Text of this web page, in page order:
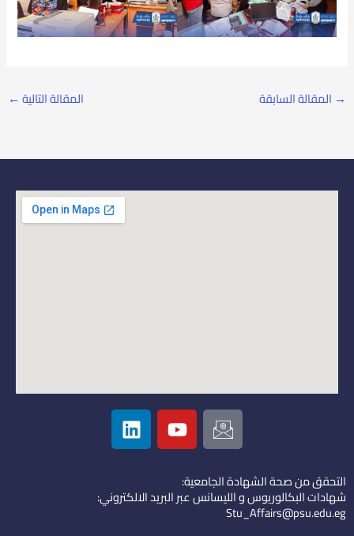
→ المقالة السابقة المقالة التالية ←
I
c
o
n
-
e
Y
o
u
u
b
L
i
n
e
d
التحقق من صحة الشهادة الجامعية:
شهادات البكالوريوس و الليسانس عبر البريد الالكتروني:
Stu_Affairs@psu.edu.eg